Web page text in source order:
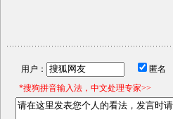
用户： 匿名
*搜狗拼音输入法，中文处理专家>>